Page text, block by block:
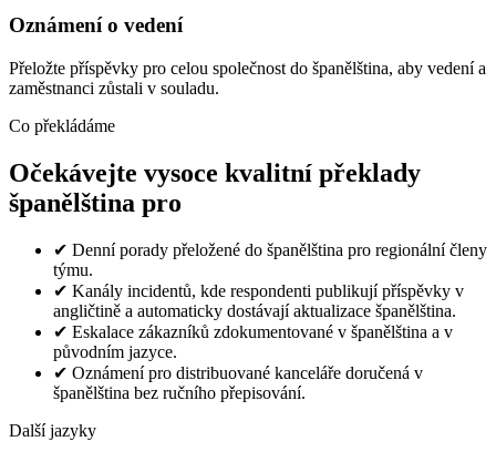
Oznámení o vedení
Přeložte příspěvky pro celou společnost do španělština, aby vedení a
zaměstnanci zůstali v souladu.
Co překládáme
Očekávejte vysoce kvalitní překlady
španělština pro
✔ Denní porady přeložené do španělština pro regionální členy
týmu.
✔ Kanály incidentů, kde respondenti publikují příspěvky v
angličtině a automaticky dostávají aktualizace španělština.
✔ Eskalace zákazníků zdokumentované v španělština a v
původním jazyce.
✔ Oznámení pro distribuované kanceláře doručená v
španělština bez ručního přepisování.
Další jazyky